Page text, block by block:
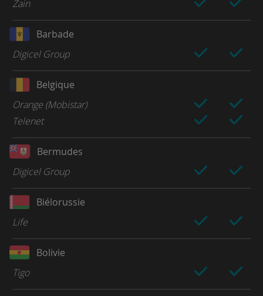
Zain
Barbade
Digicel Group
Belgique
Orange (Mobistar)
Telenet
Bermudes
Digicel Group
Biélorussie
Life
Bolivie
Tigo